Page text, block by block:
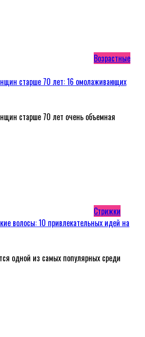
Возрастные
старше 70 лет: 16 омолаживающих
старше 70 лет очень объемная
Стрижки
волосы: 10 привлекательных идей на
одной из самых популярных среди